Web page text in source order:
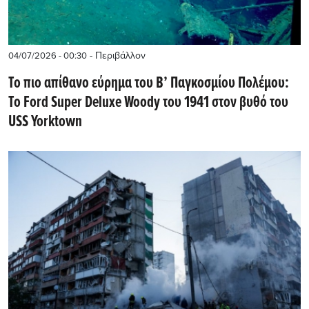
04/07/2026 - 00:30 - Περιβάλλον
Το πιο απίθανο εύρημα του Β’ Παγκοσμίου Πολέμου:
Το Ford Super Deluxe Woody του 1941 στον βυθό του
USS Yorktown